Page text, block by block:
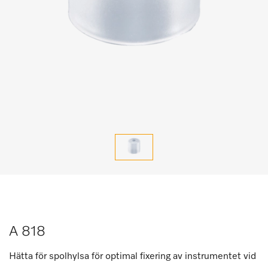
A 818
Hätta för spolhylsa för optimal fixering av instrumentet vid